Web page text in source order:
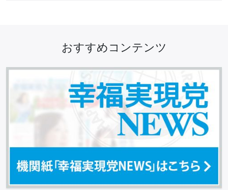
おすすめコンテンツ